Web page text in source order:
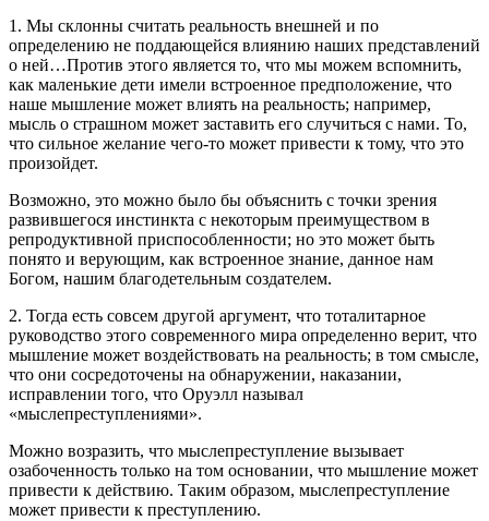
1. Мы склонны считать реальность внешней и по
определению не поддающейся влиянию наших представлений
о ней…Против этого является то, что мы можем вспомнить,
как маленькие дети имели встроенное предположение, что
наше мышление может влиять на реальность; например,
мысль о страшном может заставить его случиться с нами. То,
что сильное желание чего-то может привести к тому, что это
произойдет.
Возможно, это можно было бы объяснить с точки зрения
развившегося инстинкта с некоторым преимуществом в
репродуктивной приспособленности; но это может быть
понято и верующим, как встроенное знание, данное нам
Богом, нашим благодетельным создателем.
2. Тогда есть совсем другой аргумент, что тоталитарное
руководство этого современного мира определенно верит, что
мышление может воздействовать на реальность; в том смысле,
что они сосредоточены на обнаружении, наказании,
исправлении того, что Оруэлл называл
«мыслепреступлениями».
Можно возразить, что мыслепреступление вызывает
озабоченность только на том основании, что мышление может
привести к действию. Таким образом, мыслепреступление
может привести к преступлению.